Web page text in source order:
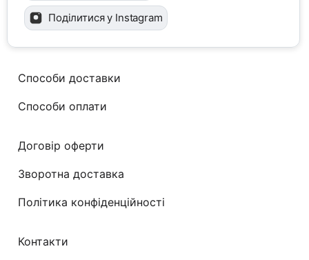
Поділитися у Instagram
Способи доставки
Способи оплати
Договір оферти
Зворотна доставка
Політика конфіденційності
Контакти